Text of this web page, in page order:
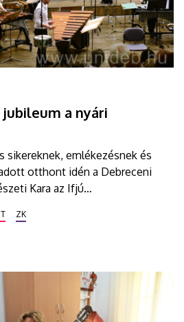
a nyári
sikereknek, emlékezésnek és
otthont idén a Debreceni
Kara az Ifjú
Nyári Akadémiáján.
csaknem kétszáz kiváló fiatal
tapasztalatokat szerezzen,
kapcsolatokat kössön.
ZK